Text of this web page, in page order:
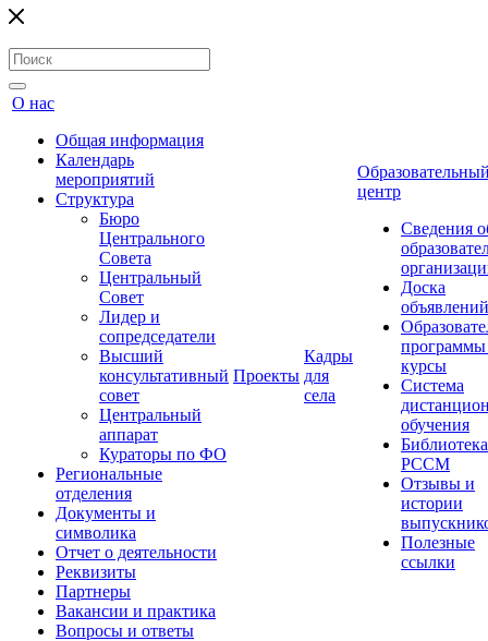
О нас
Общая информация
Календарь
мероприятий
Структура
Бюро
Центрального
Совета
Центральный
Совет
Лидер и
сопредседатели
Высший
консультативный
совет
Центральный
аппарат
Кураторы по ФО
Региональные
отделения
Документы и
символика
Отчет о деятельности
Реквизиты
Партнеры
Вакансии и практика
Вопросы и ответы
Проекты
Кадры
для
села
центр
Сведения
Доска
объявлений
курсы
Система
обучения
Библиотека
РССМ
Отзывы и
истории
Полезные
ссылки